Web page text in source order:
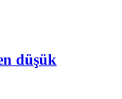
düşük